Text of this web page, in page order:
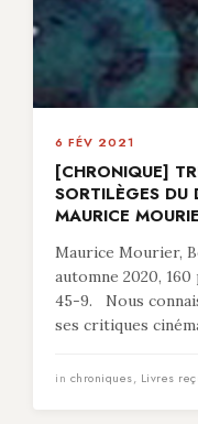
6 FÉV 2021
[CHRONIQUE]
SORTILÈGES DU
MAURICE
Maurice Mourier,
automne 2020, 160
45-9. Nous
ses critiques
in chroniques, Livres